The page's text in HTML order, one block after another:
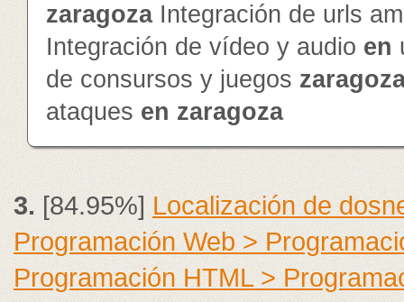
zaragozaIntegración de urls
Integración de vídeo y audio en
de consursos y juegos
ataques en zaragoza
3.[84.95%]Localización de
Programación Web >
Programación HTML >